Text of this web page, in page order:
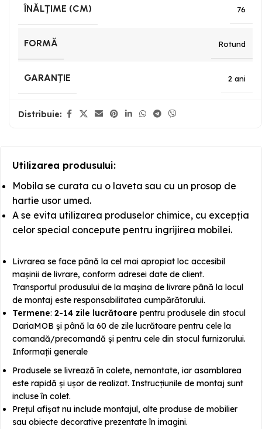
ÎNĂLŢIME (CM) 76
FORMĂ Rotund
GARANȚIE 2 ani
Distribuie:
Utilizarea produsului:
Mobila se curata cu o laveta sau cu un prosop de
hartie usor umed.
A se evita utilizarea produselor chimice, cu excepția
celor special concepute pentru ingrijirea mobilei.
Livrarea se face până la cel mai apropiat loc accesibil
mașinii de livrare, conform adresei date de client.
Transportul produsului de la mașina de livrare până la locul
de montaj este responsabilitatea cumpărătorului.
Termene: 2-14 zile lucrătoare pentru produsele din stocul
DariaMOB și până la 60 de zile lucrătoare pentru cele la
comandă/precomandă și pentru cele din stocul furnizorului.
Informații generale
Produsele se livrează în colete, nemontate, iar asamblarea
este rapidă și ușor de realizat. Instrucțiunile de montaj sunt
incluse în colet.
Prețul afișat nu include montajul, alte produse de mobilier
sau obiecte decorative prezentate în imagini.